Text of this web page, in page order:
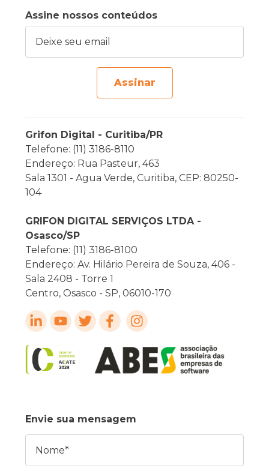
Assine nossos conteúdos
Assinar
Grifon Digital - Curitiba/PR
Telefone: (11) 3186-8110
Endereço: Rua Pasteur, 463
Sala 1301 - Agua Verde, Curitiba, CEP: 80250-
104
GRIFON DIGITAL SERVIÇOS LTDA -
Osasco/SP
Telefone: (11) 3186-8100
Endereço: Av. Hilário Pereira de Souza, 406 -
Sala 2408 - Torre 1
Centro, Osasco - SP, 06010-170
Envie sua mensagem